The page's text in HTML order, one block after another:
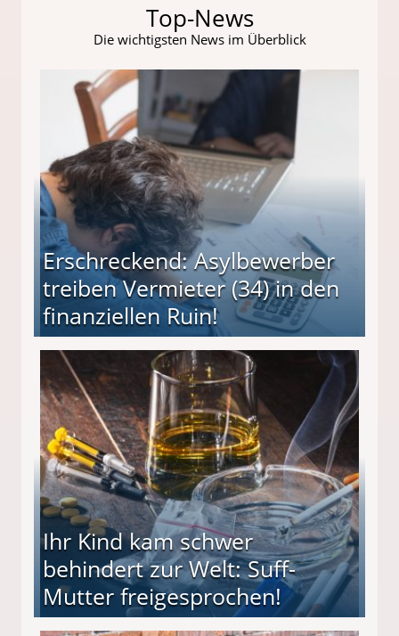
Top-News
Die wichtigsten News im Überblick
Erschreckend: Asylbewerber
treiben Vermieter (34) in den
finanziellen Ruin!
(34) in den finanziellen Ruin!
Ihr Kind kam schwer
behindert zur Welt: Suff-
Mutter freigesprochen!